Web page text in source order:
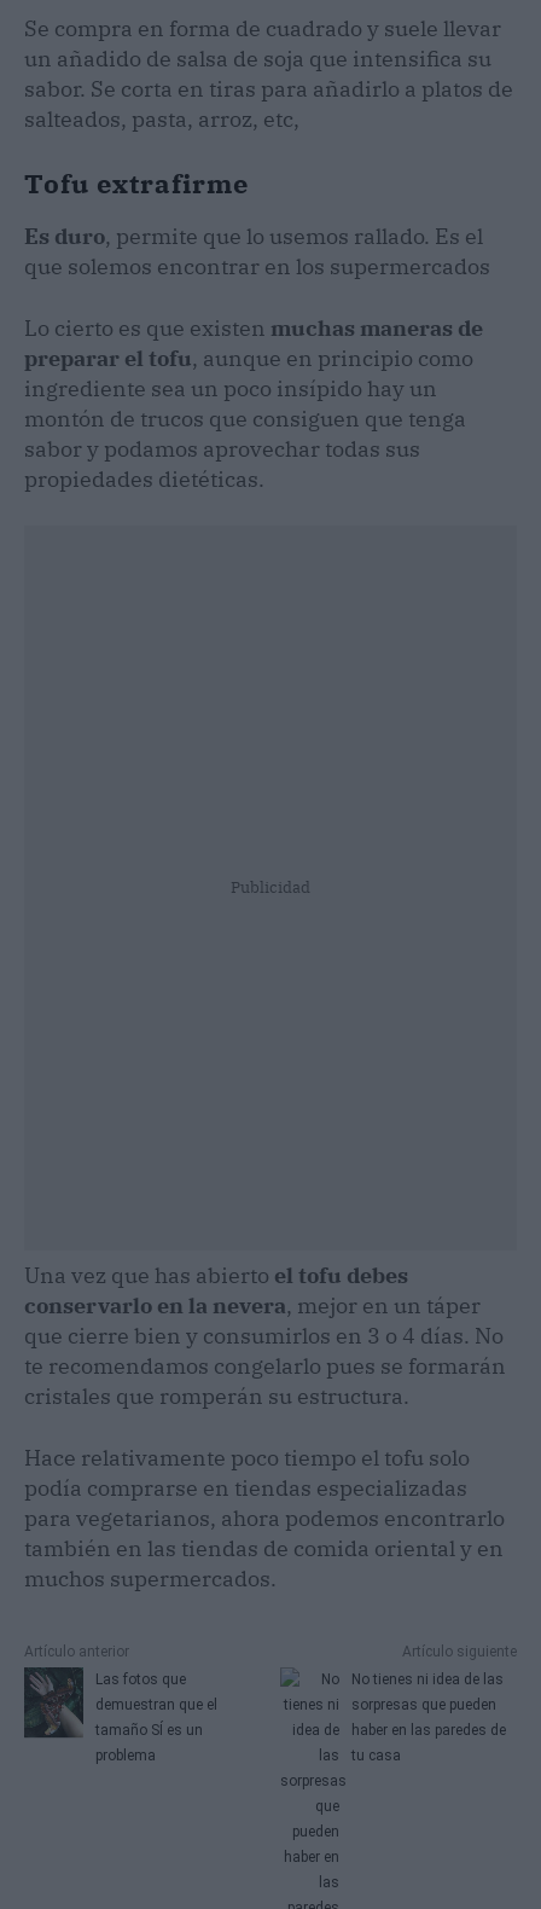
Se compra en forma de cuadrado y suele llevar
un añadido de salsa de soja que intensifica su
sabor. Se corta en tiras para añadirlo a platos de
salteados, pasta, arroz, etc,
Tofu extrafirme
Es duro, permite que lo usemos rallado. Es el
que solemos encontrar en los supermercados
Lo cierto es que existen muchas maneras de
preparar el tofu, aunque en principio como
ingrediente sea un poco insípido hay un
montón de trucos que consiguen que tenga
sabor y podamos aprovechar todas sus
propiedades dietéticas.
Publicidad
Una vez que has abierto el tofu debes
conservarlo en la nevera, mejor en un táper
que cierre bien y consumirlos en 3 o 4 días. No
te recomendamos congelarlo pues se formarán
cristales que romperán su estructura.
Hace relativamente poco tiempo el tofu solo
podía comprarse en tiendas especializadas
para vegetarianos, ahora podemos encontrarlo
también en las tiendas de comida oriental y en
muchos supermercados.
Artículo anterior
Las fotos que
demuestran que el
tamaño SÍ es un
problema
Artículo siguiente
No tienes ni idea de las
sorpresas que pueden
haber en las paredes de
tu casa